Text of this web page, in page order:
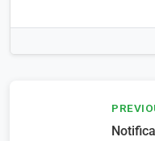
Navegación